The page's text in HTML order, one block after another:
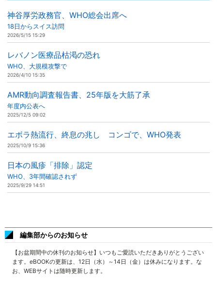
神谷厚労政務官、WHO総会出席へ
18日からスイス訪問
2026/5/15 15:29
レバノン医療品枯渇の恐れ
WHO、大規模攻撃で
2026/4/10 15:35
AMR動向調査報告書、25年版を大筋了承
年度内公表へ
2025/12/5 09:02
エボラ熱流行、終息の兆し コンゴで、WHO発表
2025/10/9 15:36
日本の風疹「排除」認定
WHO、3年間確認されず
2025/9/29 14:51
編集部からのお知らせ
【お盆期間中の休刊のお知らせ】いつもご愛読いただきありがとうござい
ます。eBOOKの更新は、12日（水）～14日（金）は休みになります。な
お、WEBサイトは随時更新します。